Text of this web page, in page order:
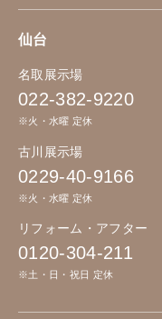
仙台
名取展示場
022-382-9220
※火・水曜 定休
古川展示場
0229-40-9166
※火・水曜 定休
リフォーム・アフター
0120-304-211
※土・日・祝日 定休